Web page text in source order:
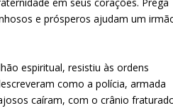
e prósperos ajudam um
espiritual, resistiu às ordens
como a polícia, armada
caíram, com o crânio